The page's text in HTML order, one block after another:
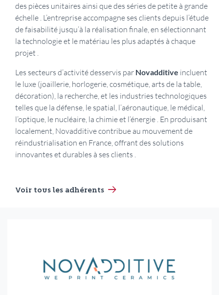
des pièces unitaires ainsi que des séries de petite à grande
échelle . L’entreprise accompagne ses clients depuis l’étude
de faisabilité jusqu’à la réalisation finale, en sélectionnant
la technologie et le matériau les plus adaptés à chaque
projet .
Les secteurs d’activité desservis par Novadditive incluent
le luxe (joaillerie, horlogerie, cosmétique, arts de la table,
décoration), la recherche, et les industries technologiques
telles que la défense, le spatial, l’aéronautique, le médical,
l’optique, le nucléaire, la chimie et l’énergie . En produisant
localement, Novadditive contribue au mouvement de
réindustrialisation en France, offrant des solutions
innovantes et durables à ses clients .
Voir tous les adhérents
Logo